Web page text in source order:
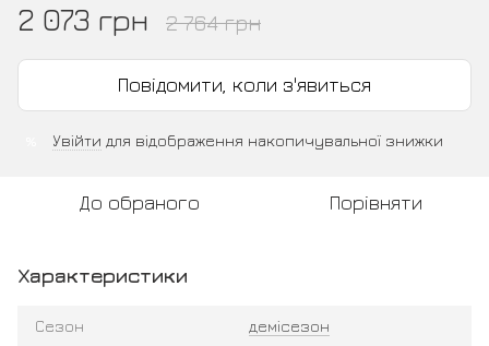
2 073 грн 2 764 грн
Повідомити, коли з'явиться
Увійти для відображення накопичувальної знижки
До обраного Порівняти
Характеристики
Сезон демісезон